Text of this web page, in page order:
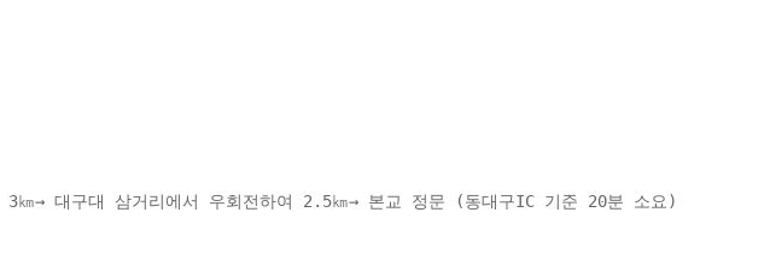
㎞→ 대구대 삼거리에서 우회전하여 2.5㎞→ 본교 정문 (동대구IC 기준 20분 소요)